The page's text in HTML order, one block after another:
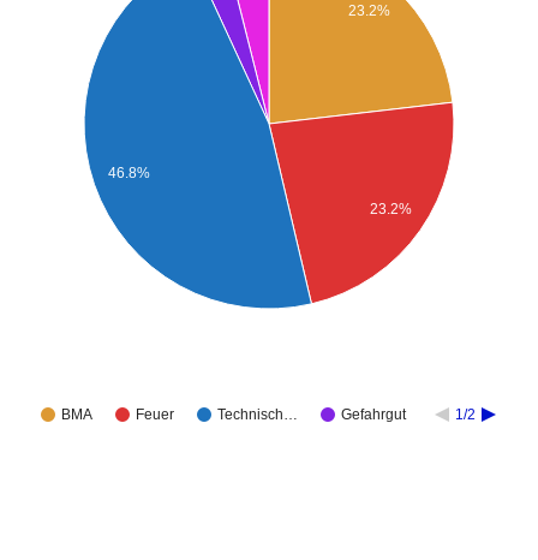
BMA Feuer Technisch… Gefahrgut 1/2
23.2%
23.2%
46.8%